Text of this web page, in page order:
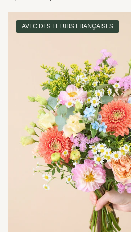
AVEC DES FLEURS FRANÇAISES